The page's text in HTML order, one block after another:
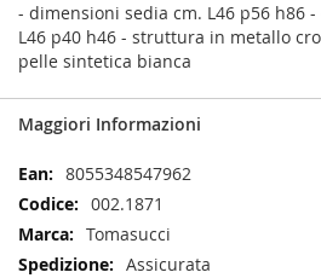
- dimensioni sedia cm. L46 p56 h86
L46 p40 h46 - struttura in metallo
pelle sintetica bianca
Maggiori Informazioni
Maggiori
Informazioni
8055348547962
002.1871
Tomasucci
Assicurata